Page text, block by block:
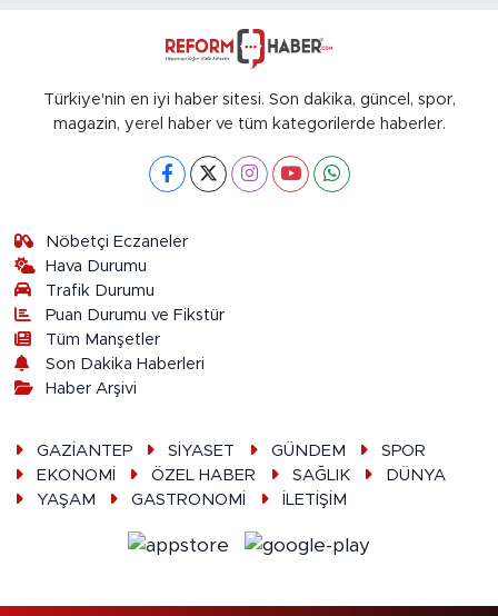
Türkiye'nin en iyi haber sitesi. Son dakika, güncel, spor,
magazin, yerel haber ve tüm kategorilerde haberler.
Nöbetçi Eczaneler
Hava Durumu
Trafik Durumu
Puan Durumu ve Fikstür
Tüm Manşetler
Son Dakika Haberleri
Haber Arşivi
GAZİANTEP SİYASET GÜNDEM
SPOR
EKONOMİ
ÖZEL HABER SAĞLIK
DÜNYA
YAŞAM
GASTRONOMİ İLETİŞİM